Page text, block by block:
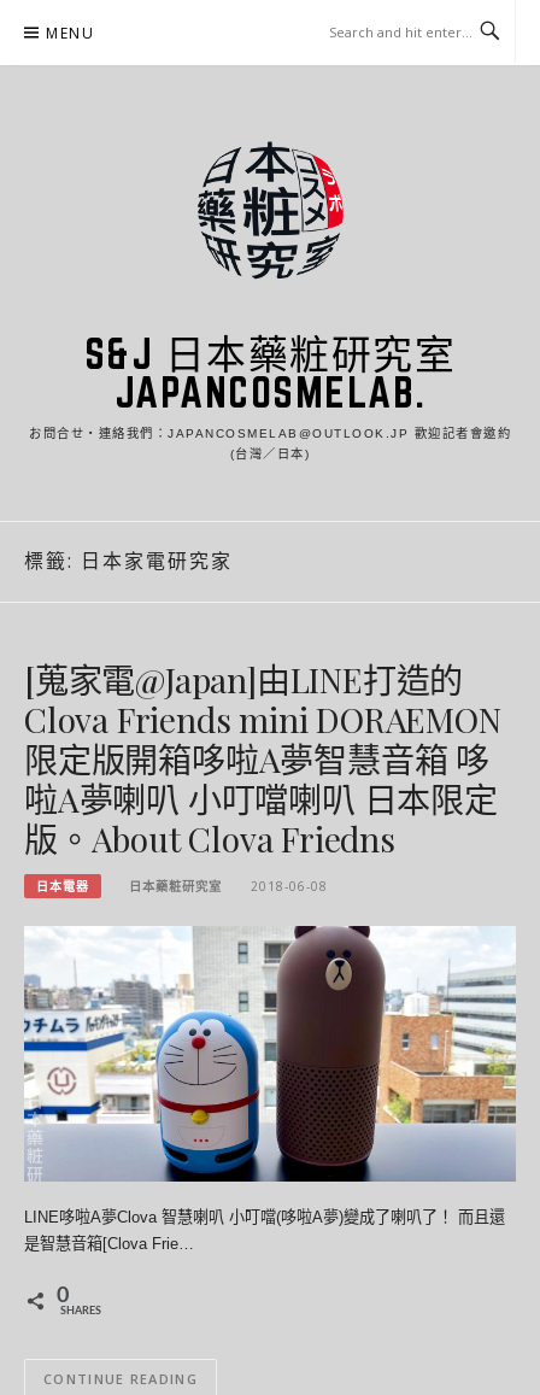
content
MENU
S&J 日本藥粧研究室
JAPANCOSMELAB.
お問合せ・連絡我們：JAPANCOSMELAB@OUTLOOK.JP 歡迎記者會邀約
(台灣／日本)
標籤: 日本家電研究家
[蒐家電@Japan]由LINE打造的
Clova Friends mini DORAEMON
限定版開箱哆啦A夢智慧音箱 哆
啦A夢喇叭 小叮噹喇叭 日本限定
版。About Clova Friedns
日本電器 日本藥粧研究室 2018-06-08
LINE哆啦A夢Clova 智慧喇叭 小叮噹(哆啦A夢)變成了喇叭了！ 而且還
是智慧音箱[Clova Frie…
0
SHARES
CONTINUE READING